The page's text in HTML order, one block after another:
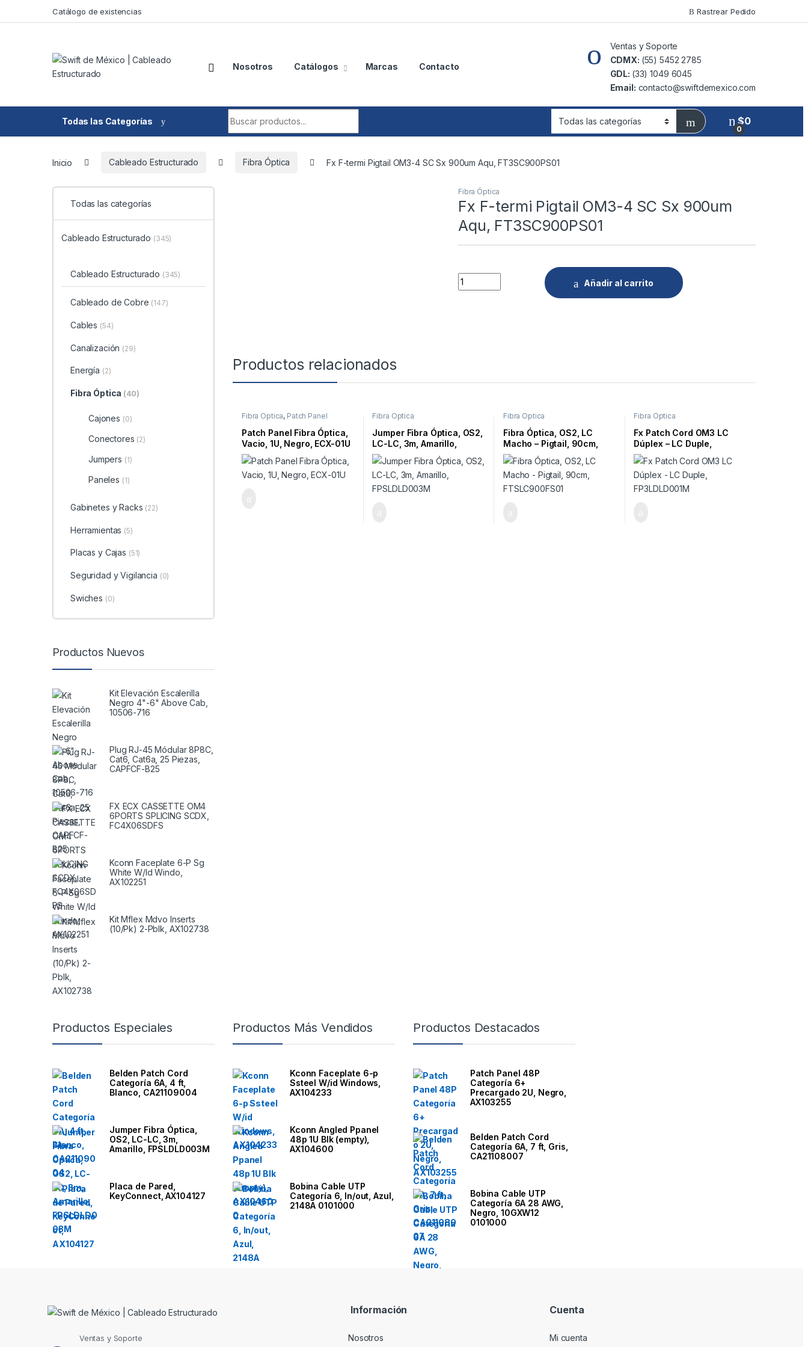
Skip to navigationCatálogo de existencias Rastrear Pedido
Nosotros Catálogos Marcas Contacto
Ventas y Soporte
CDMX: (55) 5452 2785
GDL: (33) 1049 6045
Email: contacto@swiftdemexico.com
Todas las Categorías
0
$0
Inicio Cableado Estructurado Fibra Óptica Fx F-termi Pigtail OM3-4 SC Sx 900um Aqu, FT3SC900PS01
Fibra Óptica
Fx F-termi Pigtail OM3-4 SC Sx 900um
Aqu, FT3SC900PS01
Quantity
Añadir al carrito
Productos relacionados
Fibra Óptica, Patch Panel
Patch Panel Fibra Óptica,
Vacio, 1U, Negro, ECX-01U
Fibra Óptica
Jumper Fibra Óptica, OS2,
LC-LC, 3m, Amarillo,
FPSLDLD003M
Fibra Óptica
Fibra Óptica, OS2, LC
Macho – Pigtail, 90cm,
FTSLC900FS01
Fibra Óptica
Fx Patch Cord OM3 LC
Dúplex – LC Duple,
FP3LDLD001M
Todas las categorías
Cableado Estructurado (345)
Cableado Estructurado (345)
Cableado de Cobre (147)
Cables (54)
Canalización (29)
Energía (2)
Fibra Óptica (40)
Cajones (0)
Conectores (2)
Jumpers (1)
Paneles (1)
Gabinetes y Racks (22)
Herramientas (5)
Placas y Cajas (51)
Seguridad y Vigilancia (0)
Swiches (0)
Productos Nuevos
Kit Elevación Escalerilla
Negro 4"-6" Above Cab,
10506-716
Plug RJ-45 Módular 8P8C,
Cat6, Cat6a, 25 Piezas,
CAPFCF-B25
FX ECX CASSETTE OM4
6PORTS SPLICING SCDX,
FC4X06SDFS
Kconn Faceplate 6-P Sg
White W/Id Windo,
AX102251
Kit Mflex Mdvo Inserts
(10/Pk) 2-Pblk, AX102738
Productos Especiales
Belden Patch Cord
Categoría 6A, 4 ft,
Blanco, CA21109004
Jumper Fibra Óptica,
OS2, LC-LC, 3m,
Amarillo, FPSLDLD003M
Placa de Pared,
KeyConnect, AX104127
Productos Más Vendidos
Kconn Faceplate 6-p
Ssteel W/id Windows,
AX104233
Kconn Angled Ppanel
48p 1U Blk (empty),
AX104600
Bobina Cable UTP
Categoría 6, In/out, Azul,
2148A 0101000
Productos Destacados
Patch Panel 48P
Categoría 6+
Precargado 2U, Negro,
AX103255
Belden Patch Cord
Categoría 6A, 7 ft, Gris,
CA21108007
Bobina Cable UTP
Categoría 6A 28 AWG,
Negro, 10GXW12
0101000
Ventas y Soporte
Información
Nosotros
Cuenta
Mi cuenta